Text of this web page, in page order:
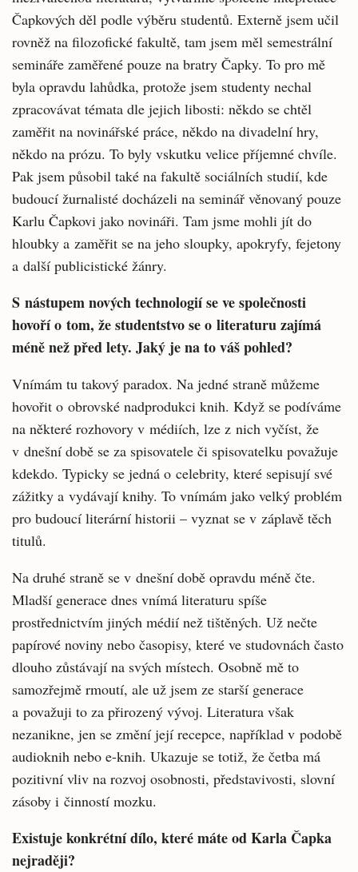
Čapkových děl podle výběru studentů. Externě jsem učil
rovněž na filozofické fakultě, tam jsem měl semestrální
semináře zaměřené pouze na bratry Čapky. To pro mě
byla opravdu lahůdka, protože jsem studenty nechal
zpracovávat témata dle jejich libosti: někdo se chtěl
zaměřit na novinářské práce, někdo na divadelní hry,
někdo na prózu. To byly vskutku velice příjemné chvíle.
Pak jsem působil také na fakultě sociálních studií, kde
budoucí žurnalisté docházeli na seminář věnovaný pouze
Karlu Čapkovi jako novináři. Tam jsme mohli jít do
hloubky a zaměřit se na jeho sloupky, apokryfy, fejetony
a další publicistické žánry.
S nástupem nových technologií se ve společnosti
hovoří o tom, že studentstvo se o literaturu zajímá
méně než před lety. Jaký je na to váš pohled?
Vnímám tu takový paradox. Na jedné straně můžeme
hovořit o obrovské nadprodukci knih. Když se podíváme
na některé rozhovory v médiích, lze z nich vyčíst, že
v dnešní době se za spisovatele či spisovatelku považuje
kdekdo. Typicky se jedná o celebrity, které sepisují své
zážitky a vydávají knihy. To vnímám jako velký problém
pro budoucí literární historii – vyznat se v záplavě těch
titulů.
Na druhé straně se v dnešní době opravdu méně čte.
Mladší generace dnes vnímá literaturu spíše
prostřednictvím jiných médií než tištěných. Už nečte
papírové noviny nebo časopisy, které ve studovnách často
dlouho zůstávají na svých místech. Osobně mě to
samozřejmě rmoutí, ale už jsem ze starší generace
a považuji to za přirozený vývoj. Literatura však
nezanikne, jen se změní její recepce, například v podobě
audioknih nebo e-knih. Ukazuje se totiž, že četba má
pozitivní vliv na rozvoj osobnosti, představivosti, slovní
zásoby i činností mozku.
Existuje konkrétní dílo, které máte od Karla Čapka
nejraději?